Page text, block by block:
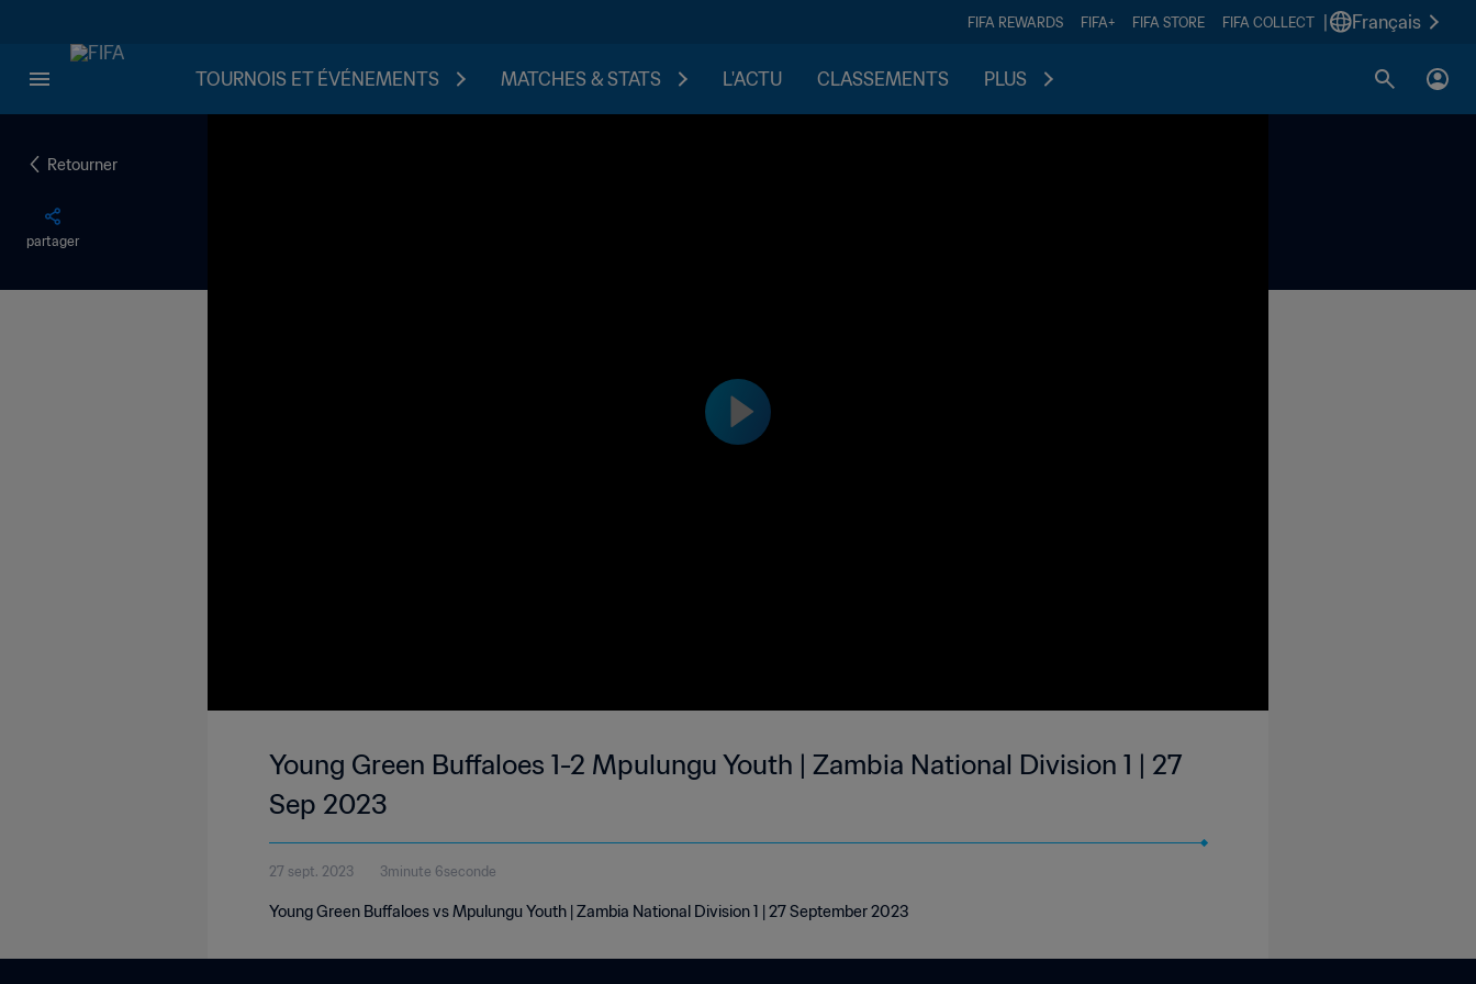
FIFA REWARDS FIFA+ FIFA STORE FIFA COLLECT Français
TOURNOIS ET ÉVÉNEMENTS MATCHES & STATS L'ACTU CLASSEMENTS PLUS
Retourner
partager
Young Green Buffaloes 1-2 Mpulungu Youth | Zambia National Division 1 | 27
Sep 2023
27 sept. 2023 3minute 6seconde
Young Green Buffaloes vs Mpulungu Youth | Zambia National Division 1 | 27 September 2023